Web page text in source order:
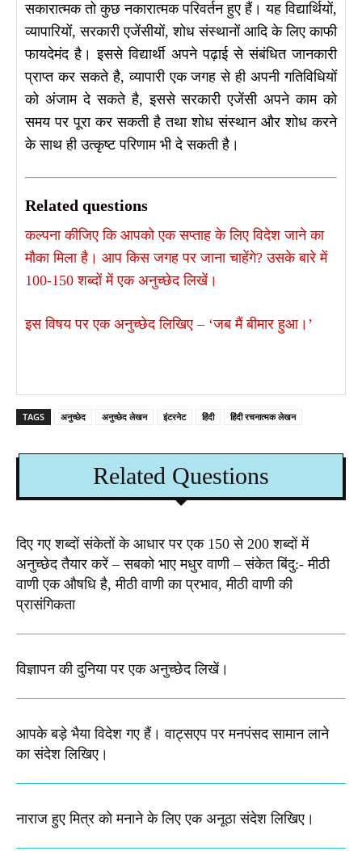
सकारात्मक तो कुछ नकारात्मक परिवर्तन हुए हैं। यह विद्यार्थियों,
व्यापारियों, सरकारी एजेंसीयों, शोध संस्थानों आदि के लिए काफी
फायदेमंद है। इससे विद्यार्थी अपने पढ़ाई से संबंधित जानकारी
प्राप्त कर सकते है, व्यापारी एक जगह से ही अपनी गतिविधियों
को अंजाम दे सकते है, इससे सरकारी एजेंसी अपने काम को
समय पर पूरा कर सकती है तथा शोध संस्थान और शोध करने
के साथ ही उत्कृष्ट परिणाम भी दे सकती है।
Related questions
कल्पना कीजिए कि आपको एक सप्ताह के लिए विदेश जाने का
मौका मिला है। आप किस जगह पर जाना चाहेंगे? उसके बारे में
100-150 शब्दों में एक अनुच्छेद लिखें।
इस विषय पर एक अनुच्छेद लिखिए – ‘जब मैं बीमार हुआ।’
TAGS अनुच्छेद अनुच्छेद लेखन इंटरनेट हिंदी हिंदी रचनात्मक लेखन
Related Questions
दिए गए शब्दों संकेतों के आधार पर एक 150 से 200 शब्दों में
अनुच्छेद तैयार करें – सबको भाए मधुर वाणी – संकेत बिंदु:- मीठी
वाणी एक औषधि है, मीठी वाणी का प्रभाव, मीठी वाणी की
प्रासंगिकता
विज्ञापन की दुनिया पर एक अनुच्छेद लिखें।
आपके बड़े भैया विदेश गए हैं। वाट्सएप पर मनपंसद सामान लाने
का संदेश लिखिए।
नाराज हुए मित्र को मनाने के लिए एक अनूठा संदेश लिखिए।